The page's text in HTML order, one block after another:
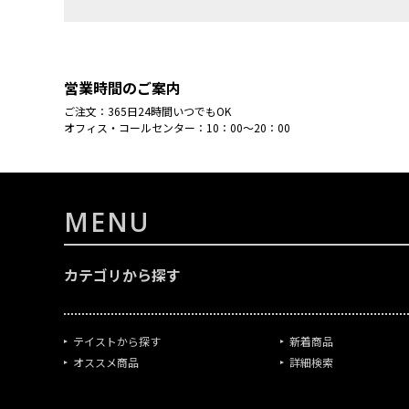
営業時間のご案内
ご注文：365日24時間いつでもOK
オフィス・コールセンター：10：00～20：00
MENU
カテゴリから探す
テイストから探す
オススメ商品
新着商品
詳細検索